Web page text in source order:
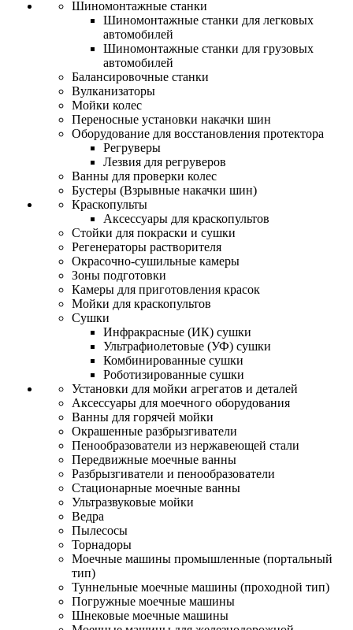
Шиномонтажные станки
Шиномонтажные станки для легковых
автомобилей
Шиномонтажные станки для грузовых
автомобилей
Балансировочные станки
Вулканизаторы
Мойки колес
Переносные установки накачки шин
Оборудование для восстановления протектора
Регруверы
Лезвия для регруверов
Ванны для проверки колес
Бустеры (Взрывные накачки шин)
Краскопульты
Аксессуары для краскопультов
Стойки для покраски и сушки
Регенераторы растворителя
Окрасочно-сушильные камеры
Зоны подготовки
Камеры для приготовления красок
Мойки для краскопультов
Сушки
Инфракрасные (ИК) сушки
Ультрафиолетовые (УФ) сушки
Комбинированные сушки
Роботизированные сушки
Установки для мойки агрегатов и деталей
Аксессуары для моечного оборудования
Ванны для горячей мойки
Окрашенные разбрызгиватели
Пенообразователи из нержавеющей стали
Передвижные моечные ванны
Разбрызгиватели и пенообразователи
Стационарные моечные ванны
Ультразвуковые мойки
Ведра
Пылесосы
Торнадоры
Моечные машины промышленные (портальный
тип)
Туннельные моечные машины (проходной тип)
Погружные моечные машины
Шнековые моечные машины